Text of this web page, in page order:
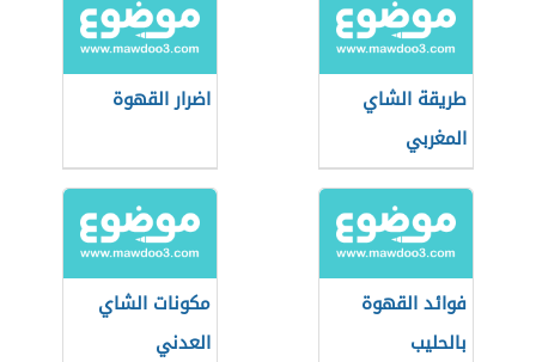
طريقة الشاي
المغربي
اضرار القهوة
فوائد القهوة
بالحليب
مكونات الشاي
العدني